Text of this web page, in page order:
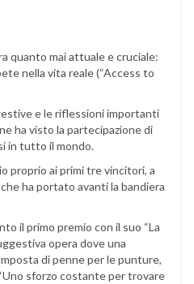
quanto mai attuale e cruciale:
nella vita reale (“Access to
e le riflessioni importanti
ha visto la partecipazione di
in tutto il mondo.
proprio ai primi tre vincitori, a
ha portato avanti la bandiera
il primo premio con il suo “La
opera dove una
di penne per le punture,
sforzo costante per trovare